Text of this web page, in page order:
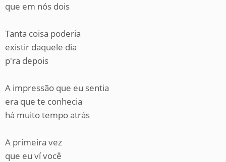
que em nós dois
Tanta coisa poderia
existir daquele dia
p'ra depois
A impressão que eu sentia
era que te conhecia
há muito tempo atrás
A primeira vez
que eu ví você